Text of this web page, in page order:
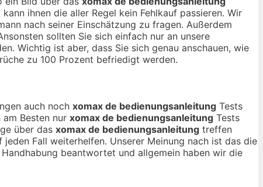
ihnen die aller Regel kein Fehlkauf passieren. Wir
nach seiner Einschätzung zu fragen. Außerdem
sollten Sie sich einfach nur an unsere
Wichtig ist aber, dass Sie sich genau anschauen, wie
zu 100 Prozent befriedigt werden.
auch noch xomax de bedienungsanleitung Tests
Besten nur xomax de bedienungsanleitung Tests
über das xomax de bedienungsanleitung treffen
Fall weiterhelfen. Unserer Meinung nach ist das die
beantwortet und allgemein haben wir die